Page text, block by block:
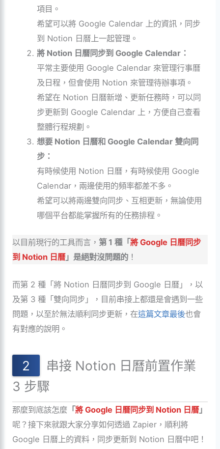
項目。
希望可以將 Google Calendar 上的資訊，同步
到 Notion 日曆上一起管理。
將 Notion 日曆同步到 Google Calendar：
平常主要使用 Google Calendar 來管理行事曆
及日程，但會使用 Notion 來管理待辦事項。
希望在 Notion 日曆新增、更新任務時，可以同
步更新到 Google Calendar 上，方便自己查看
整體行程規劃。
想要 Notion 日曆和 Google Calendar 雙向同
步：
有時候使用 Notion 日曆，有時候使用 Google
Calendar，兩邊使用的頻率都差不多。
希望可以將兩邊雙向同步、互相更新，無論使用
哪個平台都能掌握所有的任務排程。
以目前現行的工具而言， 第 1 種「將 Google 日曆同步
到 Notion 日曆」是絕對沒問題的 ！
而第 2 種「將 Notion 日曆同步到 Google 日曆」，以
及第 3 種「雙向同步」，目前串接上都還是會遇到一些
問題，以至於無法順利同步更新，在這篇文章最後也會
有對應的說明。
串接 Notion 日曆前置作業
3 步驟
那麼到底該怎麼 「將 Google 日曆同步到 Notion 日曆」
呢？接下來就跟大家分享如何透過 Zapier，順利將
Google 日曆上的資料，同步更新到 Notion 日曆中吧！